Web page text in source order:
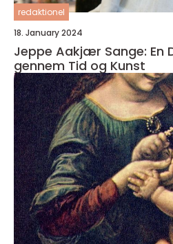
redaktionel
18. January 2024
Jeppe Aakjær Sange: En
gennem Tid og Kunst